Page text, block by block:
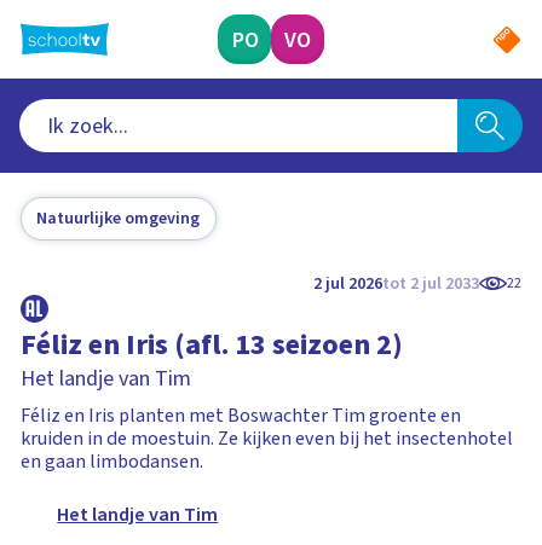
naar
hoofdinhoud
PO VO
Natuurlijke omgeving
2 jul 2026tot 2 jul 2033 22
Féliz en Iris (afl. 13 seizoen 2)
Het landje van Tim
Féliz en Iris planten met Boswachter Tim groente en
kruiden in de moestuin. Ze kijken even bij het insectenhotel
en gaan limbodansen.
Het landje van Tim